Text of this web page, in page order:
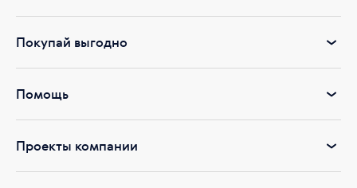
Покупай выгодно
Помощь
Проекты компании